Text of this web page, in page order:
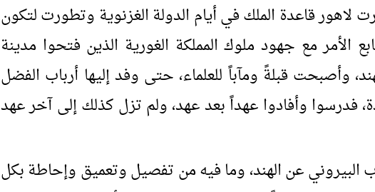
لاهور قاعدة الملك في أيام الدولة الغزنوية وتطورت لتكون
الأمر مع جهود ملوك المملكة الغورية الذين فتحوا مدينة
وأصبحت قبلةً ومآباً للعلماء، حتى وفد إليها أرباب الفضل
فدرسوا وأفادوا عهداً بعد عهد، ولم تزل كذلك إلى آخر عهد
البيروني عن الهند، وما فيه من تفصيل وتعميق وإحاطة بكل